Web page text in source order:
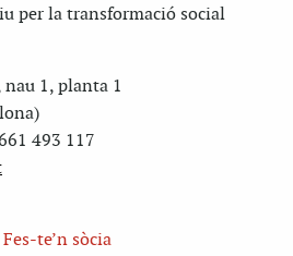
per la transformació social
nau 1, planta 1
493 117
te’n sòcia